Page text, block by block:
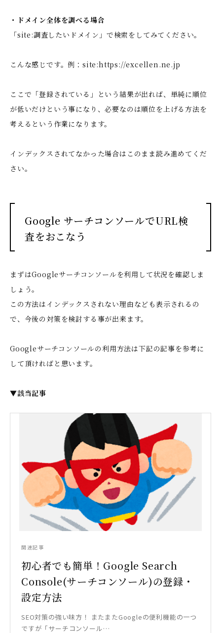
・ドメイン全体を調べる場合
「site:調査したいドメイン」で検索をしてみてください。
こんな感じです。例：site:https://excellen.ne.jp
ここで「登録されている」という結果が出れば、単純に順位
が低いだけという事になり、必要なのは順位を上げる方法を
考えるという作業になります。
インデックスされてなかった場合はこのまま読み進めてくだ
さい。
Google サーチコンソールでURL検
査をおこなう
まずはGoogleサーチコンソールを利用して状況を確認しま
しょう。
この方法はインデックスされない理由なども表示されるの
で、今後の対策を検討する事が出来ます。
Googleサーチコンソールの利用方法は下記の記事を参考に
して頂ければと思います。
▼該当記事
関連記事
初心者でも簡単！Google Search
Console(サーチコンソール)の登録・
設定方法
SEO対策の強い味方！ またまたGoogleの便利機能の一つ
ですが「サーチコンソール…